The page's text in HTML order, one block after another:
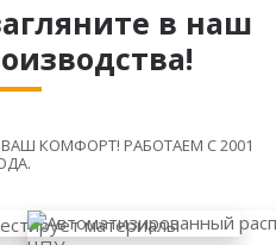
в наш
КОМФОРТ! РАБОТАЕМ С 2001